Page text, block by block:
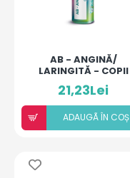
AB - ANGINĂ/
LARINGITĂ - COPII
(BILUȚE)
21,23Lei
ADAUGÃ ÎN COȘ